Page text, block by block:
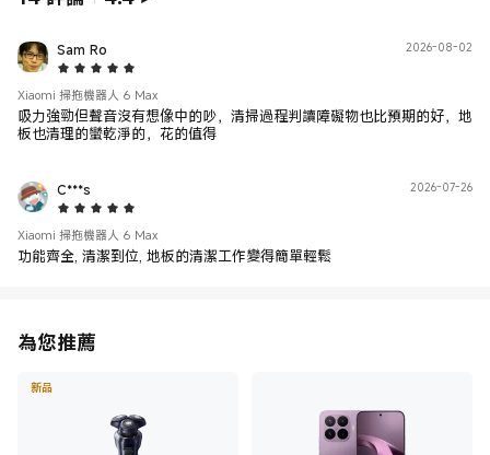
Sam Ro
5 Star
2026-08-02
Xiaomi 掃拖機器人 6 Max
吸力強勁但聲音沒有想像中的吵，清掃過程判讀障礙物也比預期的好，地
板也清理的蠻乾淨的，花的值得
C***s
5 Star
2026-07-26
Xiaomi 掃拖機器人 6 Max
功能齊全, 清潔到位, 地板的清潔工作變得簡單輕鬆
為您推薦
新品